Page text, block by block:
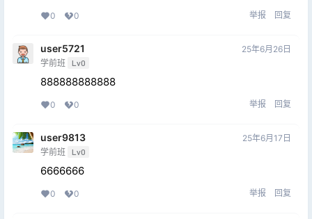
0 0 举报 回复
user5721
学前班 Lv0
25年6月26日
888888888888
0 0 举报 回复
user9813
学前班 Lv0
25年6月17日
6666666
0 0 举报 回复